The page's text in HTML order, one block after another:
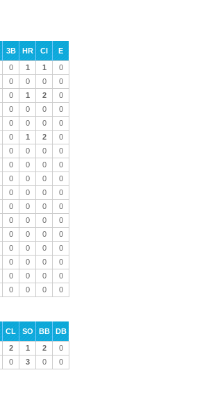
3B HR CI
E
0 1 1
0
0 0 0
0
0 1 2
0
0 0 0
0
0 0 0
0
0 1 2
0
0 0 0
0
0 0 0
0
0 0 0
0
0 0 0
0
0 0 0
0
0 0 0
0
0 0 0
0
0 0 0
0
0 0 0
0
0 0 0
0
0 0 0 0
CL SO BB
DB
2 1 2
0
0 3 0 0